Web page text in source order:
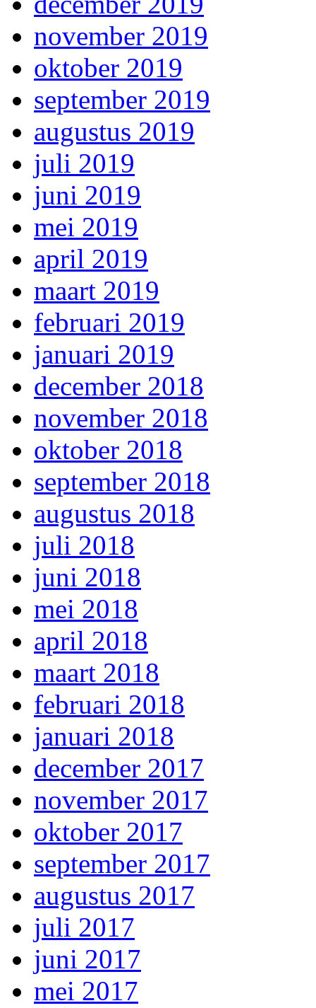
november 2019
oktober 2019
september 2019
augustus 2019
juli 2019
juni 2019
mei 2019
april 2019
maart 2019
februari 2019
januari 2019
december 2018
november 2018
oktober 2018
september 2018
augustus 2018
juli 2018
juni 2018
mei 2018
april 2018
maart 2018
februari 2018
januari 2018
december 2017
november 2017
oktober 2017
september 2017
augustus 2017
juli 2017
juni 2017
mei 2017